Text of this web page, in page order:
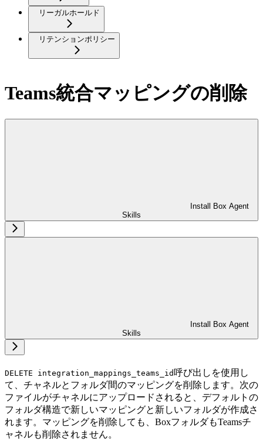
リーガルホールド
リテンションポリシー
Teams統合マッピングの削除
Install Box Agent
Skills
Install Box Agent
Skills
DELETE integration_mappings_teams_id 呼び出しを使用し
て、チャネルとフォルダ間のマッピングを削除します。次の
ファイルがチャネルにアップロードされると、デフォルトの
フォルダ構造で新しいマッピングと新しいフォルダが作成さ
れます。マッピングを削除しても、BoxフォルダもTeamsチ
ャネルも削除されません。